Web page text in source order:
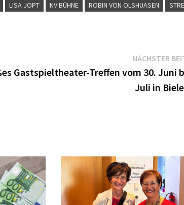
LISA JOPT NV BÜHNE ROBIN VON OLSHUASEN
NÄCHSTER
Gastspieltheater-Treffen vom 30. Juni
Juli in